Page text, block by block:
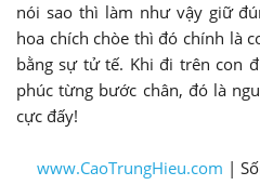
nói sao thì làm như vậy giữ
hoa chích chòe thì đó chính là
bằng sự tử tế. Khi đi trên con
phúc từng bước chân, đó là
cực đấy!
www.CaoTrungHieu.com |